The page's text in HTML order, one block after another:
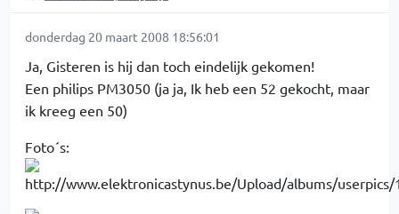
donderdag 20 maart 2008 18:56:01
Ja, Gisteren is hij dan toch eindelijk gekomen!
Een philips PM3050 (ja ja, Ik heb een 52 gekocht, maar
ik kreeg een 50)
Foto´s: